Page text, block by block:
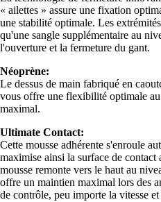
« ailettes » assure une fixation
une stabilité optimale. Les
qu'une sangle supplémentaire au
l'ouverture et la fermeture du gant.
Néoprène:
Le dessus de main fabriqué en
vous offre une flexibilité optimale
maximal.
Ultimate Contact:
Cette mousse adhérente s'enroule
maximise ainsi la surface de
mousse remonte vers le haut au
offre un maintien maximal lors des
de contrôle, peu importe la vitesse